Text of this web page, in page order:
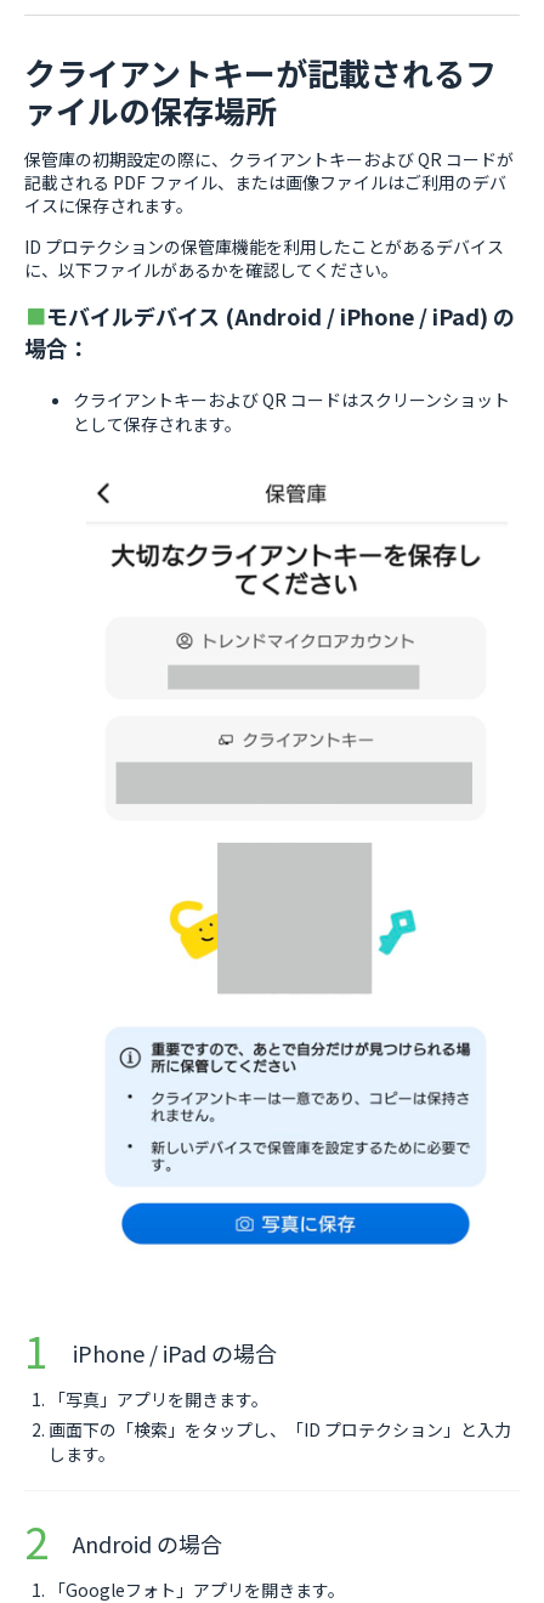
クライアントキーが記載されるフ
ァイルの保存場所
保管庫の初期設定の際に、クライアントキーおよび QR コードが
記載される PDF ファイル、または画像ファイルはご利用のデバ
イスに保存されます。
ID プロテクションの保管庫機能を利用したことがあるデバイス
に、以下ファイルがあるかを確認してください。
モバイルデバイス (Android / iPhone / iPad) の
場合：
クライアントキーおよび QR コードはスクリーンショット
として保存されます。
iPhone / iPad の場合
「写真」アプリを開きます。
画面下の「検索」をタップし、「ID プロテクション」と入力
します。
Android の場合
「Googleフォト」アプリを開きます。